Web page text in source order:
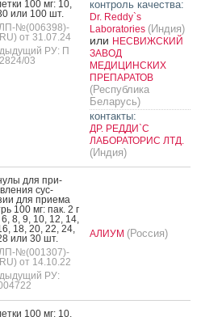
100 мг: 10,
или 100 шт.
№(006398)-
от 31.07.24
РУ: П
03
контроль качества:
Dr. Reddy`s
Laboratories (Индия)
или НЕСВИЖСКИЙ
ЗАВОД
МЕДИЦИНСКИХ
ПРЕПАРАТОВ
(Республика
Беларусь)
контакты:
ДР. РЕДДИ`С
ЛАБОРАТОРИС ЛТД.
(Индия)
для при­
сус­
для при­ема
100 мг: пак. 2 г
8, 9, 10, 12, 14,
18, 20, 22, 24,
или 30 шт.
№(001307)-
от 14.10.22
РУ:
АЛИУМ (Россия)
100 мг: 10,